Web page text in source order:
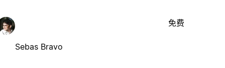
Sebas Bravo
免费